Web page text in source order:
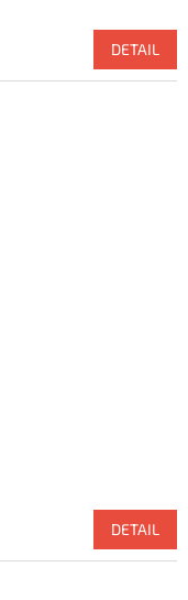
DETAIL
DETAIL